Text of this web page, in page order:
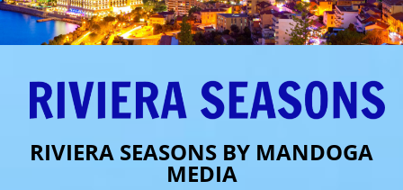
RIVIERA SEASONS BY MANDOGA
MEDIA